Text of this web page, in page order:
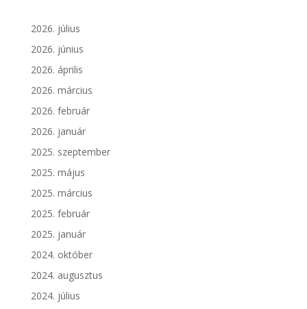
2026. július
2026. június
2026. április
2026. március
2026. február
2026. január
2025. szeptember
2025. május
2025. március
2025. február
2025. január
2024. október
2024. augusztus
2024. július